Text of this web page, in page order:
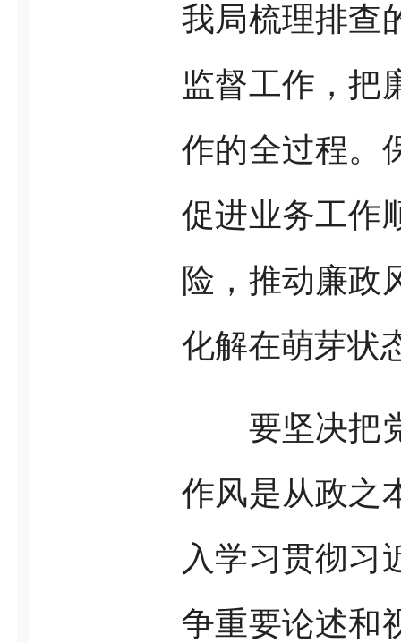
我局梳理排查
监督工作，把
作的全过程。
促进业务工作
险，推动廉政
化解在萌芽状
要坚决把
作风是从政之
入学习贯彻习
争重要论述和